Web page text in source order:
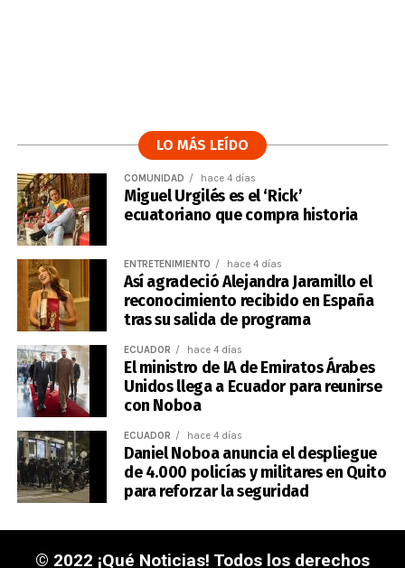
LO MÁS LEÍDO
COMUNIDAD hace 4 días
Miguel Urgilés es el ‘Rick’
ecuatoriano que compra historia
ENTRETENIMIENTO hace 4 días
Así agradeció Alejandra Jaramillo el
reconocimiento recibido en España
tras su salida de programa
ECUADOR hace 4 días
El ministro de IA de Emiratos Árabes
Unidos llega a Ecuador para reunirse
con Noboa
ECUADOR hace 4 días
Daniel Noboa anuncia el despliegue
de 4.000 policías y militares en Quito
para reforzar la seguridad
© 2022 ¡Qué Noticias! Todos los derechos